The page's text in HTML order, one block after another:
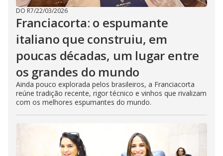
DO R7/22/03/2026
Franciacorta: o espumante
italiano que construiu, em
poucas décadas, um lugar entre
os grandes do mundo
Ainda pouco explorada pelos brasileiros, a Franciacorta
reúne tradição recente, rigor técnico e vinhos que rivalizam
com os melhores espumantes do mundo.